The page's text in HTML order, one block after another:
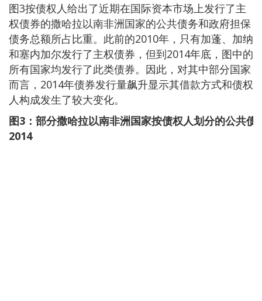
图3按债权人给出了近期在国际资本市场上发行了主
权债券的撒哈拉以南非洲国家的公共债务和政府担保
债务总额所占比重。此前的2010年，只有加蓬、加纳
和塞内加尔发行了主权债券，但到2014年底，图中的
所有国家均发行了此类债券。因此，对其中部分国家
而言，2014年债券发行量飙升显示其借款方式和债权
人构成发生了较大变化。
图3 ：部分撒哈拉以南非洲国家按债权人划分的公共
2014